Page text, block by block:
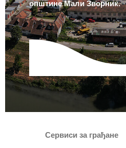
општине Мали Зворник.
Сервиси за грађане